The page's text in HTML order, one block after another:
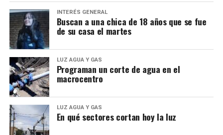
INTERÉS GENERAL
Buscan a una chica de 18 años que se fue
de su casa el martes
LUZ AGUA Y GAS
Programan un corte de agua en el
macrocentro
LUZ AGUA Y GAS
En qué sectores cortan hoy la luz